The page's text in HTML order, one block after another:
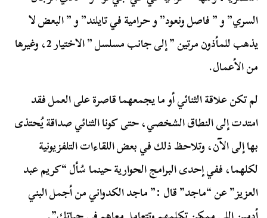
السري” و ” فاصل ونعود” و حرامية في تايلند” و ” البعض لا
يذهب للمأذون مرتين ” إلى جانب مسلسل ” الاختيار 2، وغيرها
من الأعمال.
لم تكن علاقة الثنائي أو ما يجمعهما قاصرة على العمل فقد
امتدت إلى النطاق الشخصي، حتى كونا الثنائي صداقة يُحتذى
بها إلى الآن، وتلاحظ ذلك في بعض اللقاءات التلفزيونية
لكلهما، ففي إحدى البرامج الحوارية حينما سُأل “كريم عبد
العزيز” عن “ماجد” قال :” ماجد الكدواني من أجمل البني